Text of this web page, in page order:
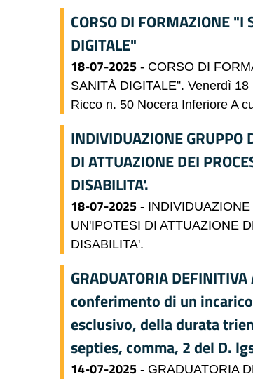
CORSO DI FORMAZIONE "I
DIGITALE"
18-07-2025 - CORSO DI
SANITÀ DIGITALE”. Venerdì
Ricco n. 50 Nocera Inferiore A
INDIVIDUAZIONE GRUPPO
DI ATTUAZIONE DEI
DISABILITA'.
18-07-2025 -
UN'IPOTESI DI ATTUAZIONE
DISABILITA'.
GRADUATORIA
conferimento di un
esclusivo, della durata
septies, comma, 2 del D.
14-07-2025 - GRADUATORIA